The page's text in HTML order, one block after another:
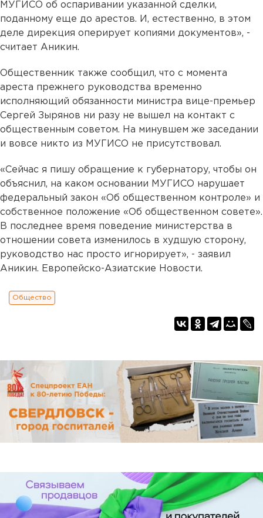
МУГИСО об оспаривании указанной сделки,
поданному еще до арестов. И, естественно, в этом
деле дирекция оперирует копиями документов», -
считает Аникин.
Общественник также сообщил, что с момента
ареста прежнего руководства временно
исполняющий обязанности министра вице-премьер
Сергей Зырянов ни разу не вышел на контакт с
общественным советом. На минувшем же заседании
и вовсе никто из МУГИСО не присутствовал.
«Сейчас я пишу обращение к губернатору, чтобы он
объяснил, на каком основании МУГИСО нарушает
федеральный закон «Об общественном контроле» и
собственное положение «Об общественном совете».
В последнее время поведение министерства в
отношении совета изменилось в худшую сторону,
руководство нас просто игнорирует», - заявил
Аникин. Европейско-Азиатские Новости.
Общество